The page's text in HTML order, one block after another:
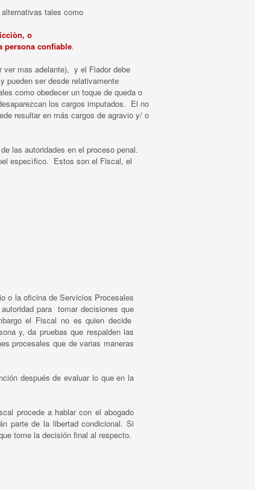
tales como
o
persona confiable.
ver mas adelante), y el Fiador debe
pueden ser desde relativamente
como obedecer un toque de queda o
los cargos imputados. El no
resultar en más cargos de agravio y/ o
las autoridades en el proceso penal.
especìfico. Estos son el Fiscal, el
o la oficina de Servicios Procesales
para tomar decisiones que
el Fiscal no es quien decide
y, da pruebas que respalden las
procesales que de varias maneras
después de evaluar lo que en la
procede a hablar con el abogado
parte de la libertad condicional. Si
tome la decisión final al respecto.